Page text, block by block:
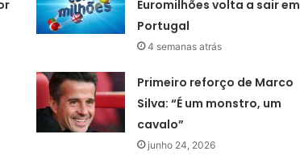
Euromilhões volta a sair em
Portugal
4 semanas atrás
Primeiro reforço de Marco
Silva: “É um monstro, um
cavalo”
junho 24, 2026